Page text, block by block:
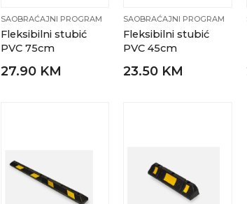
SAOBRAĆAJNI PROGRAM
Fleksibilni stubić
PVC 75cm
27.90 KM
SAOBRAĆAJNI PROGRAM
Fleksibilni stubić
PVC 45cm
23.50 KM